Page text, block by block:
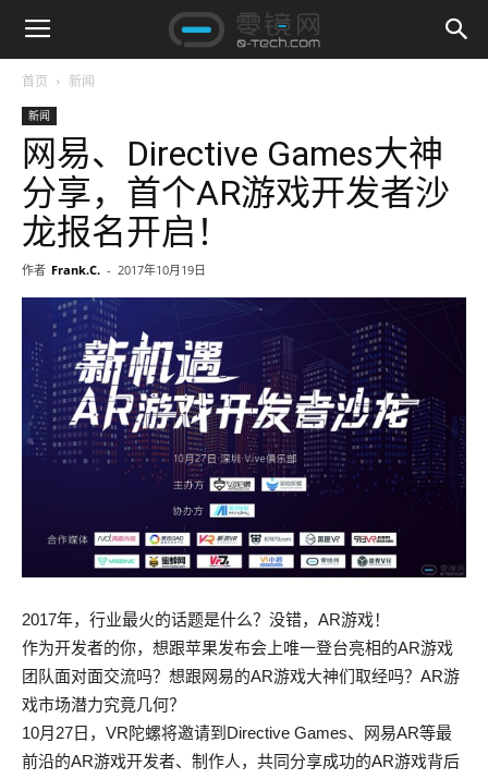
首页 新闻
新闻
网易、Directive Games大神
分享，首个AR游戏开发者沙
龙报名开启！
作者 Frank.C. - 2017年10月19日
2017年，行业最火的话题是什么？没错，AR游戏！
作为开发者的你，想跟苹果发布会上唯一登台亮相的AR游戏
团队面对面交流吗？想跟网易的AR游戏大神们取经吗？AR游
戏市场潜力究竟几何？
10月27日，VR陀螺将邀请到Directive Games、网易AR等最
前沿的AR游戏开发者、制作人，共同分享成功的AR游戏背后